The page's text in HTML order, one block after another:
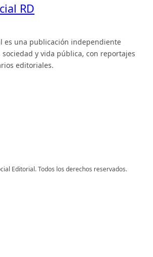
RD
es una publicación independiente
y vida pública, con reportajes
editoriales.
Editorial. Todos los derechos reservados.